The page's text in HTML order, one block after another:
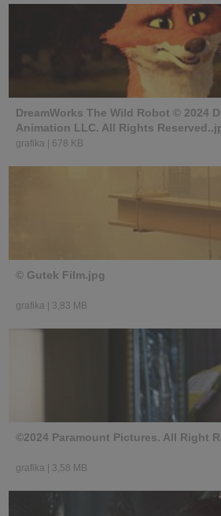
DreamWorks The Wild Robot © 2024
Animation LLC. All Rights
grafika 678 KB
© Gutek Film.jpg
grafika 3,83 MB
©2024 Paramount Pictures. All Right
grafika 3,58 MB